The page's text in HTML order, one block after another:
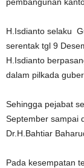
H.Isdianto selaku
serentak tgl 9
H.Isdianto
dalam pilkada
Sehingga pejabat
September sampai
Dr.H.Bahtiar
Pada kesempatan